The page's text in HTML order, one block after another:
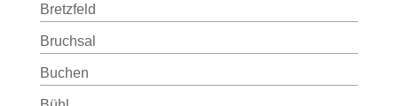
Bretzfeld
Bruchsal
Buchen